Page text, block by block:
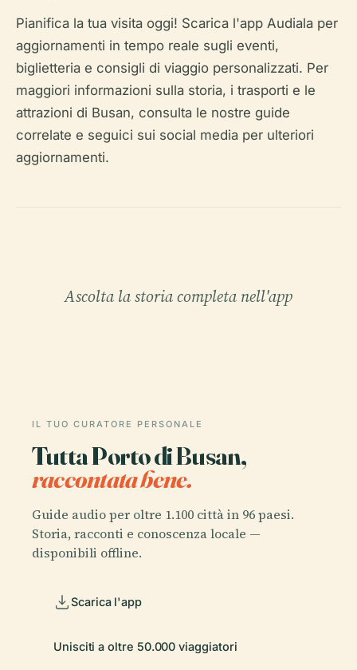
Pianifica la tua visita oggi! Scarica l'app Audiala per
aggiornamenti in tempo reale sugli eventi,
biglietteria e consigli di viaggio personalizzati. Per
maggiori informazioni sulla storia, i trasporti e le
attrazioni di Busan, consulta le nostre guide
correlate e seguici sui social media per ulteriori
aggiornamenti.
Ascolta la storia completa nell'app
IL TUO CURATORE PERSONALE
Tutta Porto di Busan,
raccontata bene.
Guide audio per oltre 1.100 città in 96 paesi.
Storia, racconti e conoscenza locale —
disponibili offline.
Scarica l'app
Unisciti a oltre 50.000 viaggiatori